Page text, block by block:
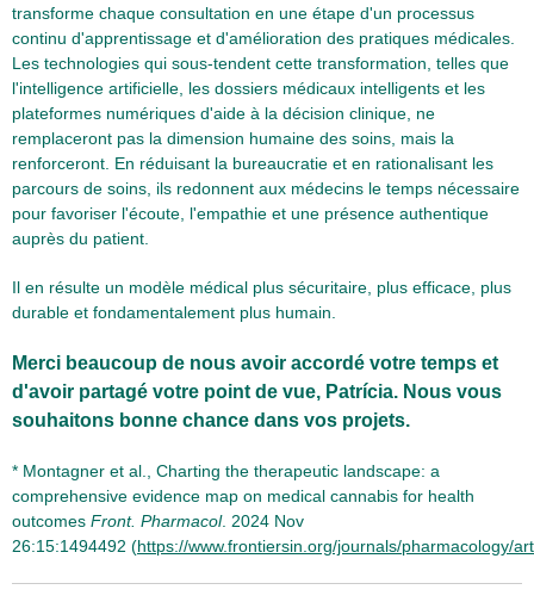
transforme chaque consultation en une étape d'un processus
continu d'apprentissage et d'amélioration des pratiques médicales.
Les technologies qui sous-tendent cette transformation, telles que
l'intelligence artificielle, les dossiers médicaux intelligents et les
plateformes numériques d'aide à la décision clinique, ne
remplaceront pas la dimension humaine des soins, mais la
renforceront. En réduisant la bureaucratie et en rationalisant les
parcours de soins, ils redonnent aux médecins le temps nécessaire
pour favoriser l'écoute, l'empathie et une présence authentique
auprès du patient.
Il en résulte un modèle médical plus sécuritaire, plus efficace, plus
durable et fondamentalement plus humain.
Merci beaucoup de nous avoir accordé votre temps et
d'avoir partagé votre point de vue, Patrícia. Nous vous
souhaitons bonne chance dans vos projets.
* Montagner et al., Charting the therapeutic landscape: a
comprehensive evidence map on medical cannabis for health
outcomes Front. Pharmacol. 2024 Nov
26:15:1494492 (https://www.frontiersin.org/journals/pharmacology/